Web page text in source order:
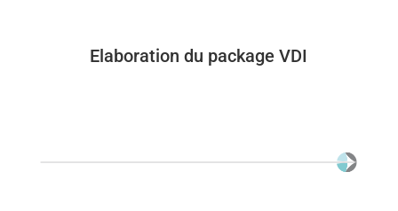
Elaboration du package VDI